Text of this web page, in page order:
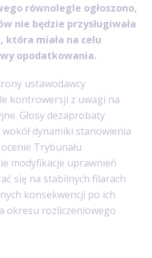
równolegle ogłoszono,
nie będzie przysługiwała
miała na celu
opodatkowania.
ustawodawcy
kontrowersji z uwagi na
Głosy dezaprobaty
dynamiki stanowienia
Trybunału
modyfikacje uprawnień
się na stabilnych filarach
konsekwencji po ich
okresu rozliczeniowego